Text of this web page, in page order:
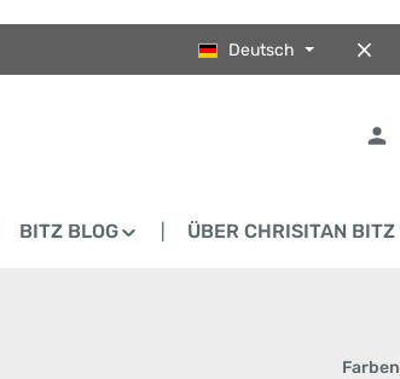
Deutsch
BITZ BLOG ÜBER CHRISITAN BITZ
Farben